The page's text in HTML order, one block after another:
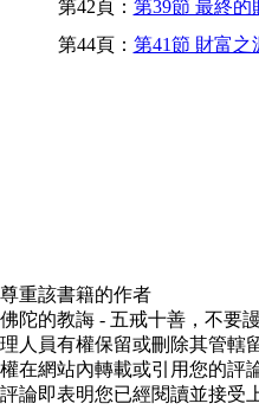
第42頁： 第39節 最終的
第44頁： 第41節 財富之
重該書籍的作者
陀的教誨 - 五戒十善，不要
人員有權保留或刪除其管轄
在網站內轉載或引用您的評
論即表明您已經閱讀並接受